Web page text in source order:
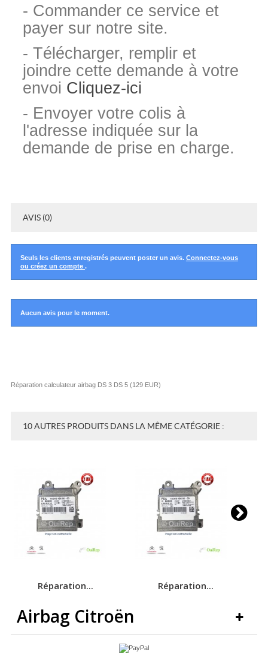
- Commander ce service et
payer sur notre site.
- Télécharger, remplir et
joindre cette demande à votre
envoi Cliquez-ici
- Envoyer votre colis à
l'adresse indiquée sur la
demande de prise en charge.
AVIS (0)
Seuls les clients enregistrés peuvent poster un avis. Connectez-vous
ou créez un compte .
Aucun avis pour le moment.
Réparation calculateur airbag DS 3 DS 5 (129 EUR)
10 AUTRES PRODUITS DANS LA MÊME CATÉGORIE :
Réparation... Réparation...
Airbag Citroën